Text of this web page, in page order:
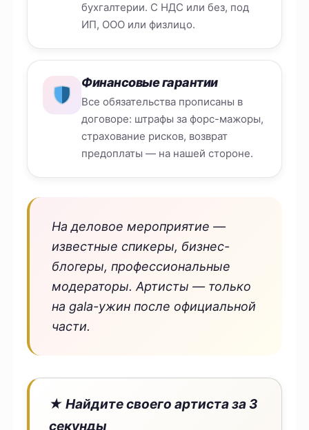
бухгалтерии. С НДС или без, под
ИП, ООО или физлицо.
Финансовые гарантии
Все обязательства прописаны в
договоре: штрафы за форс-мажоры,
страхование рисков, возврат
предоплаты — на нашей стороне.
На деловое мероприятие —
известные спикеры, бизнес-
блогеры, профессиональные
модераторы. Артисты — только
на gala-ужин после официальной
части.
★ Найдите своего артиста за 3
секунды